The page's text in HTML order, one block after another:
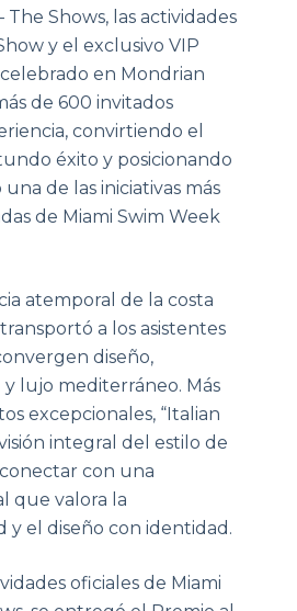
The Shows, las actividades
y el exclusivo VIP
en Mondrian
de 600 invitados
convirtiendo el
éxito y posicionando
una de las iniciativas más
de Miami Swim Week
atemporal de la costa
a los asistentes
diseño,
lujo mediterráneo. Más
excepcionales, “Italian
integral del estilo de
con una
que valora la
y el diseño con identidad.
oficiales de Miami